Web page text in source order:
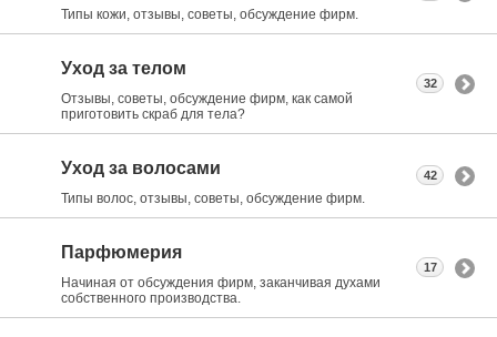
Типы кожи, отзывы, советы, обсуждение фирм.
Уход за телом
Отзывы, советы, обсуждение фирм, как самой
приготовить скраб для тела?
32
Уход за волосами
Типы волос, отзывы, советы, обсуждение фирм.
42
Парфюмерия
Начиная от обсуждения фирм, заканчивая духами
собственного производства.
17